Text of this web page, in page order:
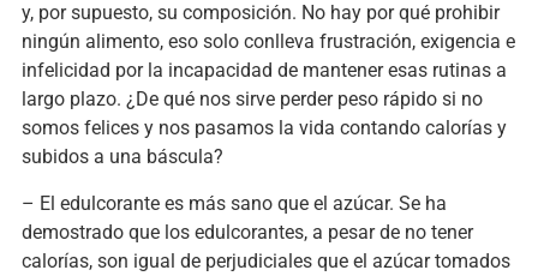
y, por supuesto, su composición. No hay por qué prohibir
ningún alimento, eso solo conlleva frustración, exigencia e
infelicidad por la incapacidad de mantener esas rutinas a
largo plazo. ¿De qué nos sirve perder peso rápido si no
somos felices y nos pasamos la vida contando calorías y
subidos a una báscula?
– El edulcorante es más sano que el azúcar. Se ha
demostrado que los edulcorantes, a pesar de no tener
calorías, son igual de perjudiciales que el azúcar tomados